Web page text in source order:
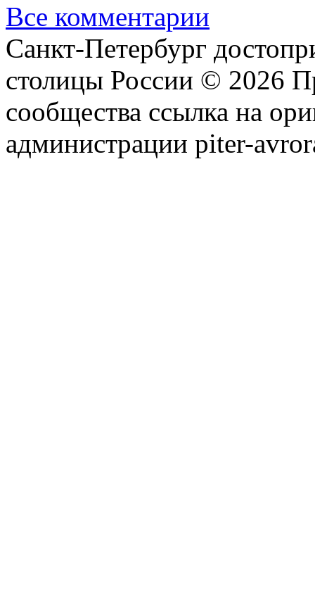
Все комментарии
Санкт-Петербург
столицы России © 2026
сообщества ссылка на
администрации piter-